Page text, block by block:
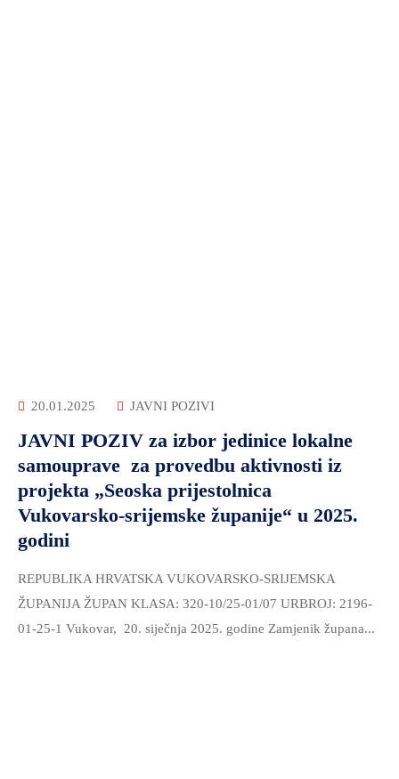
20.01.2025 JAVNI POZIVI
JAVNI POZIV za izbor jedinice lokalne
samouprave za provedbu aktivnosti iz
projekta „Seoska prijestolnica
Vukovarsko-srijemske županije“ u 2025.
godini
REPUBLIKA HRVATSKA VUKOVARSKO-SRIJEMSKA
ŽUPANIJA ŽUPAN KLASA: 320-10/25-01/07 URBROJ: 2196-
01-25-1 Vukovar, 20. siječnja 2025. godine Zamjenik župana...